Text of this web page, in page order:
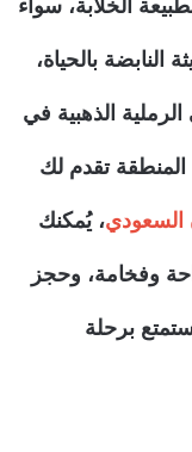
الخلابة، سواء
بالحياة،
الذهبية في
المنطقة تقدم لك
السعودي، يُمكنك
وفخامة، وحجز
برحلة